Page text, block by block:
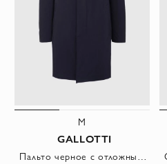
M
GALLOTTI
Пальто черное с отложным меховым воротником мужское